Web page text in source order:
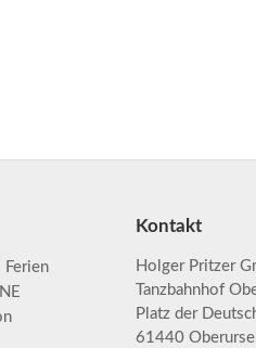
Ferien
Kontakt
Holger Pritzer
Tanzbahnhof
Platz der
61440